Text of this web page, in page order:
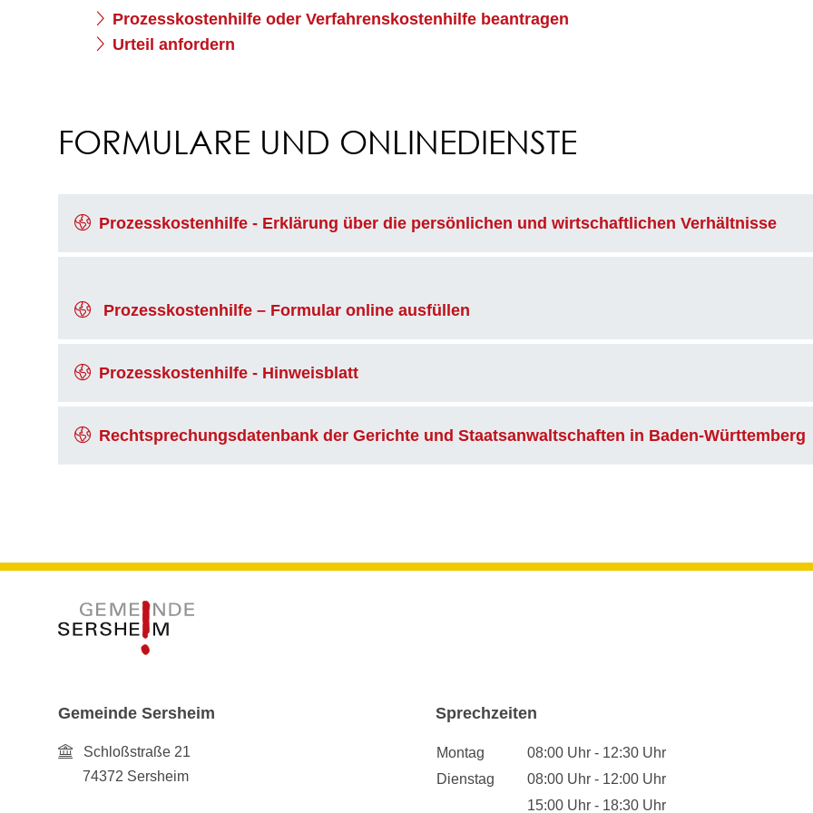
Prozesskostenhilfe oder Verfahrenskostenhilfe beantragen
Urteil anfordern
FORMULARE UND ONLINEDIENSTE
Prozesskostenhilfe - Erklärung über die persönlichen und wirtschaftlichen Verhältnisse
Prozesskosten­hilfe – Formular online ausfüllen
Prozesskostenhilfe - Hinweisblatt
Rechtsprechungsdatenbank der Gerichte und Staatsanwaltschaften in Baden-Württemberg
Gemeinde Sersheim
Schloßstraße 21
74372 Sersheim
Sprechzeiten
Montag
08:00 Uhr - 12:30 Uhr
Dienstag
08:00 Uhr - 12:00 Uhr
15:00 Uhr - 18:30 Uhr